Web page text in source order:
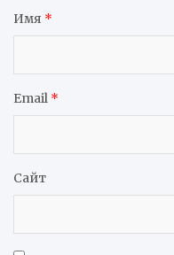
Имя *
Email *
Сайт